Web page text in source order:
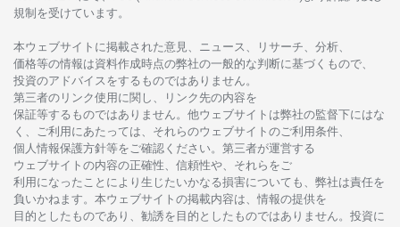
規制を受けています。
本ウェブサイトに掲載さ れた意見、ニュース、リサーチ、分析、
価格等の情報は資料作成時点の弊社の一般的な判断に基づくもので、
投資のアドバイスをするものではありません。
第三者の リンク使用に関し、 リンク先の内容を
保証等するものではありません。 他ウェブサイトは弊社の監督下にはな
く、
ご利用に あたっては、 それらのウェブサイトの ご利用条件、
個人情報保護方針等を ご確認ください。 第三者が運営する
ウェブサイトの内容の正確性、信頼性や、それらをご
利用になったことにより 生じたいかなる損害についても、 弊社は責任を
負いかね ます。 本ウェブサイトの掲載内容は、 情報の提供を
目的としたものであり、 勧誘を 目的としたものではありません。 投資に